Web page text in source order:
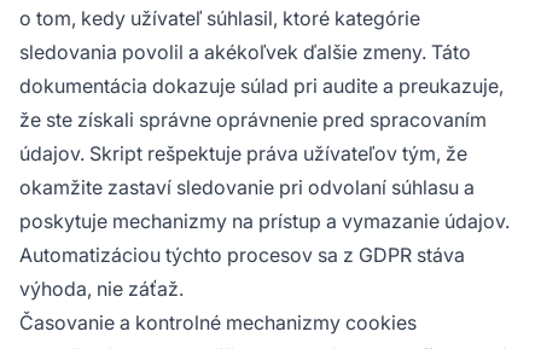
o tom, kedy užívateľ súhlasil, ktoré kategórie
sledovania povolil a akékoľvek ďalšie zmeny. Táto
dokumentácia dokazuje súlad pri audite a preukazuje,
že ste získali správne oprávnenie pred spracovaním
údajov. Skript rešpektuje práva užívateľov tým, že
okamžite zastaví sledovanie pri odvolaní súhlasu a
poskytuje mechanizmy na prístup a vymazanie údajov.
Automatizáciou týchto procesov sa z GDPR stáva
výhoda, nie záťaž.
Časovanie a kontrolné mechanizmy cookies